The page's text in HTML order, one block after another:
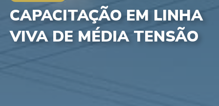
CAPACITAÇÃO EM LINHA
VIVA DE MÉDIA TENSÃO